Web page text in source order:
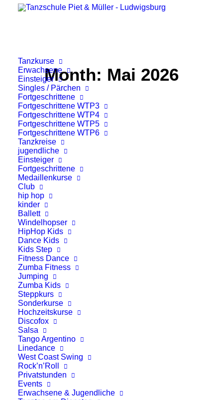
Tanzkurse
Erwachsene
Einsteiger
Singles / Pärchen
Fortgeschrittene
Fortgeschrittene WTP3
Fortgeschrittene WTP4
Fortgeschrittene WTP5
Fortgeschrittene WTP6
Tanzkreise
jugendliche
Einsteiger
Fortgeschrittene
Medaillenkurse
Club
hip hop
kinder
Ballett
Windelhopser
HipHop Kids
Dance Kids
Kids Step
Fitness Dance
Zumba Fitness
Jumping
Zumba Kids
Steppkurs
Sonderkurse
Hochzeitskurse
Discofox
Salsa
Tango Argentino
Linedance
West Coast Swing
Rock’n’Roll
Privatstunden
Events
Erwachsene & Jugendliche
Month: Mai 2026
Unsere Öffnungszeiten &
Specials
Liebe Tänzerinnen und Tänzer,
auch in den Pfingstferien ist bei uns
einiges los. Hier findet ihr alle Infos auf